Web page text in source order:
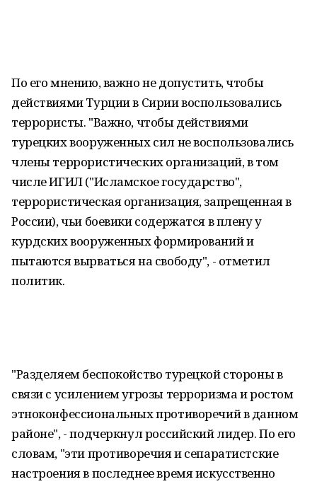
По его мнению, важно не допустить, чтобы
действиями Турции в Сирии воспользовались
террористы. "Важно, чтобы действиями
турецких вооруженных сил не воспользовались
члены террористических организаций, в том
числе ИГИЛ ("Исламское государство",
террористическая организация, запрещенная в
России), чьи боевики содержатся в плену у
курдских вооруженных формирований и
пытаются вырваться на свободу", - отметил
политик.
"Разделяем беспокойство турецкой стороны в
связи с усилением угрозы терроризма и ростом
этноконфессиональных противоречий в данном
районе", - подчеркнул российский лидер. По его
словам, "эти противоречия и сепаратистские
настроения в последнее время искусственно